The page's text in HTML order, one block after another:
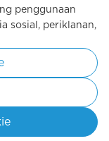
oleh Undang-
penggunaan
sosial, periklanan,